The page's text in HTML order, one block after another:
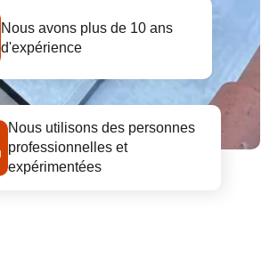
Nous avons plus de 10 ans
d'expérience
Nous utilisons des personnes
professionnelles et
expérimentées